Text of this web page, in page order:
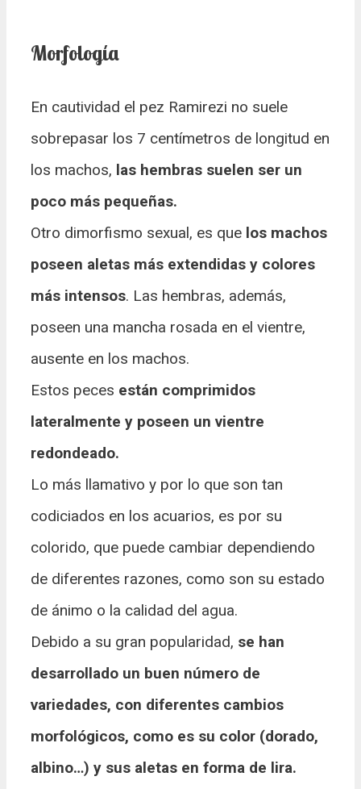
Morfología
En cautividad el pez Ramirezi no suele
sobrepasar los 7 centímetros de longitud en
los machos, las hembras suelen ser un
poco más pequeñas.
Otro dimorfismo sexual, es que los machos
poseen aletas más extendidas y colores
más intensos. Las hembras, además,
poseen una mancha rosada en el vientre,
ausente en los machos.
Estos peces están comprimidos
lateralmente y poseen un vientre
redondeado.
Lo más llamativo y por lo que son tan
codiciados en los acuarios, es por su
colorido, que puede cambiar dependiendo
de diferentes razones, como son su estado
de ánimo o la calidad del agua.
Debido a su gran popularidad, se han
desarrollado un buen número de
variedades, con diferentes cambios
morfológicos, como es su color (dorado,
albino…) y sus aletas en forma de lira.